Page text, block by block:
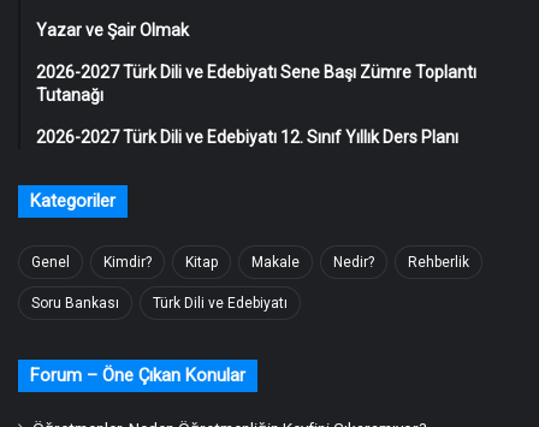
Yazar ve Şair Olmak
2026-2027 Türk Dili ve Edebiyatı Sene Başı Zümre Toplantı
Tutanağı
2026-2027 Türk Dili ve Edebiyatı 12. Sınıf Yıllık Ders Planı
Kategoriler
Genel Kimdir? Kitap Makale Nedir? Rehberlik
Soru Bankası Türk Dili ve Edebiyatı
Forum – Öne Çıkan Konular